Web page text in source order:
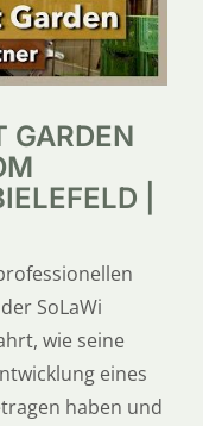
GARDEN
|
SoLaWi
wie seine
eines
haben und